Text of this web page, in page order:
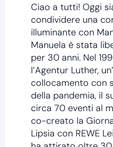
Ciao a tutti! Oggi
condividere una
illuminante con
Manuela è stata
per 30 anni. Nel
l’Agentur Luther,
collocamento con
della pandemia, il
circa 70 eventi al
co-creato la
Lipsia con REWE